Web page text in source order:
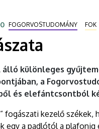
FOGORVOSTUDOMÁNY FOK
különleges
a
és elefántcsontból
fogászati kezelő
egy a padlótól a